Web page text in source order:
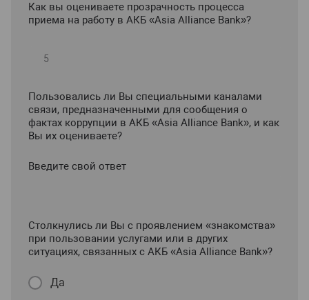
Как вы оцениваете прозрачность процесса
приема на работу в АКБ «Asia Alliance Bank»?
Пользовались ли Вы специальными каналами
связи, предназначенными для сообщения о
фактах коррупции в АКБ «Asia Alliance Bank», и как
Вы их оцениваете?
Введите свой ответ
Столкнулись ли Вы с проявлением «знакомства»
при пользовании услугами или в других
ситуациях, связанных с АКБ «Asia Alliance Bank»?
Да